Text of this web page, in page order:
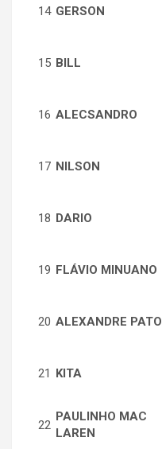
14 GERSON
15 BILL
16 ALECSANDRO
17 NILSON
18 DARIO
19 FLÁVIO MINUANO
20 ALEXANDRE PATO
21 KITA
22
PAULINHO MAC
LAREN